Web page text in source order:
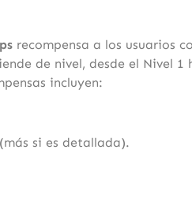
recompensa a los usuarios
de nivel, desde el Nivel 1
incluyen:
si es detallada).